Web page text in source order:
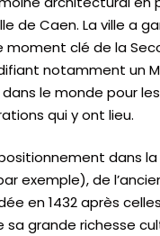
de Caen. La ville a
moment clé de la
notamment un
dans le monde pour
qui y ont lieu.
dans
exemple), de
en 1432 après
sa grande richesse